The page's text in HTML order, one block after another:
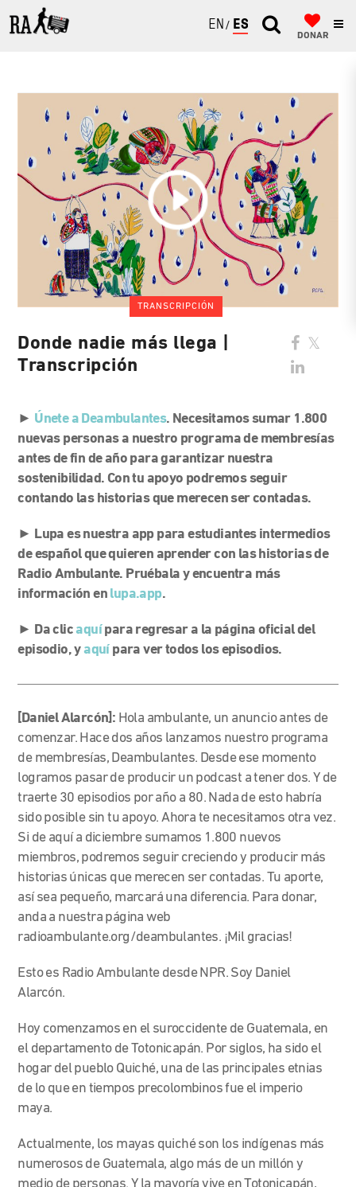
ENGLISH
ESPAÑOL
DONAR
TRANSCRIPCIÓN
Donde nadie más llega |
Transcripción
► Únete a Deambulantes. Necesitamos sumar 1.800
nuevas personas a nuestro programa de membresías
antes de fin de año para garantizar nuestra
sostenibilidad. Con tu apoyo podremos seguir
contando las historias que merecen ser contadas.
► Lupa es nuestra app para estudiantes intermedios
de español que quieren aprender con las historias de
Radio Ambulante. Pruébala y encuentra más
información en lupa.app.
► Da clicaquípara regresar a la página oficial del
episodio, yaquípara ver todos los episodios.
[Daniel Alarcón]: Hola ambulante, un anuncio antes de
comenzar. Hace dos años lanzamos nuestro programa
de membresías, Deambulantes. Desde ese momento
logramos pasar de producir un podcast a tener dos. Y de
traerte 30 episodios por año a 80. Nada de esto habría
sido posible sin tu apoyo. Ahora te necesitamos otra vez.
Si de aquí a diciembre sumamos 1.800 nuevos
miembros, podremos seguir creciendo y producir más
historias únicas que merecen ser contadas. Tu aporte,
así sea pequeño, marcará una diferencia. Para donar,
anda a nuestra página web
radioambulante.org/deambulantes. ¡Mil gracias!
Esto es Radio Ambulante desde NPR. Soy Daniel
Alarcón.
Hoy comenzamos en el suroccidente de Guatemala, en
el departamento de Totonicapán. Por siglos, ha sido el
hogar del pueblo Quiché, una de las principales etnias
de lo que en tiempos precolombinos fue el imperio
maya.
Actualmente, los mayas quiché son los indígenas más
numerosos de Guatemala, algo más de un millón y